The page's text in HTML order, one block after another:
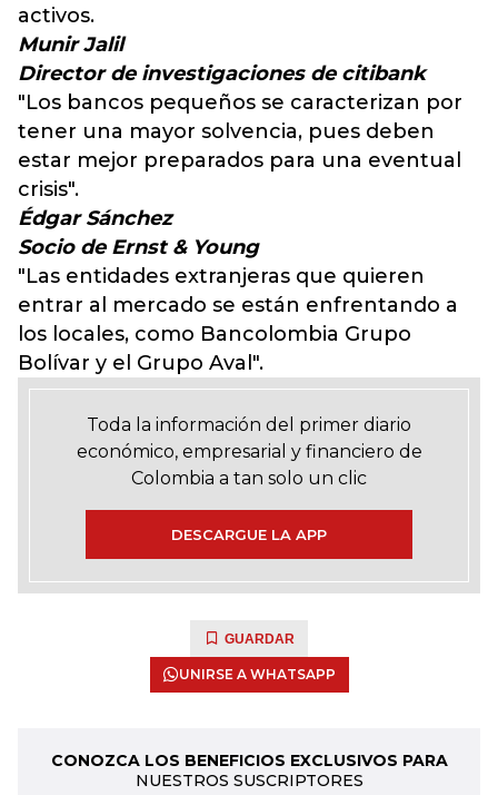
activos.
Munir Jalil
Director de investigaciones de citibank
"Los bancos pequeños se caracterizan por
tener una mayor solvencia, pues deben
estar mejor preparados para una eventual
crisis".
Édgar Sánchez
Socio de Ernst & Young
"Las entidades extranjeras que quieren
entrar al mercado se están enfrentando a
los locales, como Bancolombia Grupo
Bolívar y el Grupo Aval".
Toda la información del primer diario
económico, empresarial y financiero de
Colombia a tan solo un clic
DESCARGUE LA APP
GUARDAR
UNIRSE A WHATSAPP
CONOZCA LOS BENEFICIOS EXCLUSIVOS PARA
NUESTROS SUSCRIPTORES